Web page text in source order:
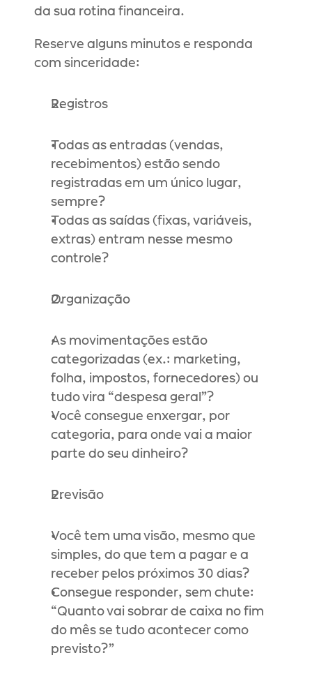
da sua rotina financeira.
Reserve alguns minutos e responda
com sinceridade:
Registros
Todas as entradas (vendas,
recebimentos) estão sendo
registradas em um único lugar,
sempre?
Todas as saídas (fixas, variáveis,
extras) entram nesse mesmo
controle?
Organização
As movimentações estão
categorizadas (ex.: marketing,
folha, impostos, fornecedores) ou
tudo vira “despesa geral”?
Você consegue enxergar, por
categoria, para onde vai a maior
parte do seu dinheiro?
Previsão
Você tem uma visão, mesmo que
simples, do que tem a pagar e a
receber pelos próximos 30 dias?
Consegue responder, sem chute:
“Quanto vai sobrar de caixa no fim
do mês se tudo acontecer como
previsto?”